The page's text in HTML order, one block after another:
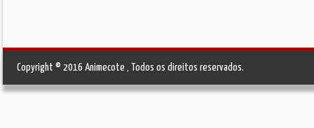
Copyright © 2016 Animecote , Todos os direitos reservados.